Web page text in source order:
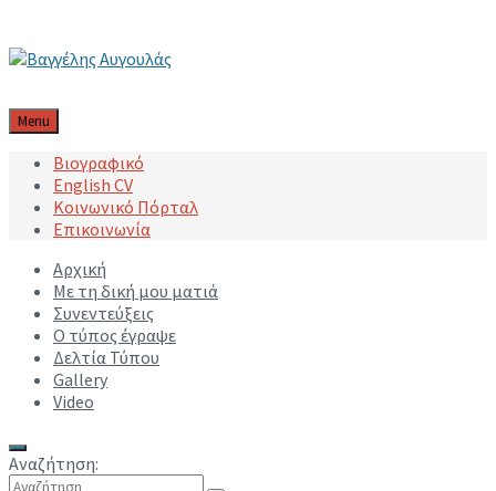
Menu
Βιογραφικό
English CV
Κοινωνικό Πόρταλ
Επικοινωνία
Αρχική
Με τη δική μου ματιά
Συνεντεύξεις
Ο τύπος έγραψε
Δελτία Τύπου
Gallery
Video
Αναζήτηση: